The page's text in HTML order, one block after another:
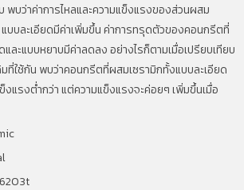
พบว่าค่าการไหลและความแข็งแรงของส่วนผสม
บบละเอียดมีค่าเพิ่มขึ้น ค่าการทรุดตัวของคอนกรีตที่
และแบบหยาบมีค่าลดลง อย่างไรก็ตามเมื่อเปรียบเทียบ
ที่ใช้กัน พบว่าคอนกรีตที่ผสมเซรามิกทั้งแบบละเอียด
งแรงต่ำกว่า แต่ความแข็งแรงจะค่อยๆ เพิ่มขึ้นเมื่อ